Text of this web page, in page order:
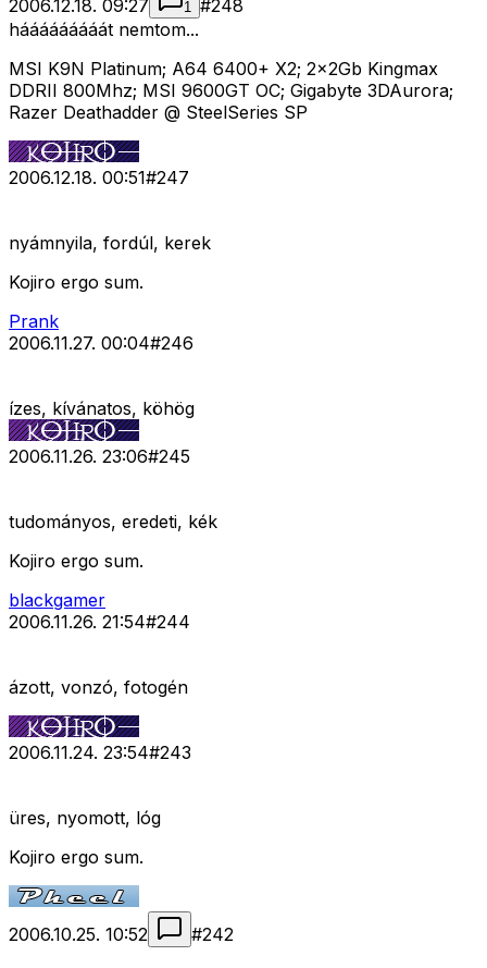
2006.12.18. 09:27 1 #248
hááááááááát nemtom...
MSI K9N Platinum; A64 6400+ X2; 2x2Gb Kingmax
DDRII 800Mhz; MSI 9600GT OC; Gigabyte 3DAurora;
Razer Deathadder @ SteelSeries SP
2006.12.18. 00:51#247
nyámnyila, fordúl, kerek
Kojiro ergo sum.
Prank
2006.11.27. 00:04#246
ízes, kívánatos, köhög
2006.11.26. 23:06#245
tudományos, eredeti, kék
Kojiro ergo sum.
blackgamer
2006.11.26. 21:54#244
ázott, vonzó, fotogén
2006.11.24. 23:54#243
üres, nyomott, lóg
Kojiro ergo sum.
2006.10.25. 10:52 #242